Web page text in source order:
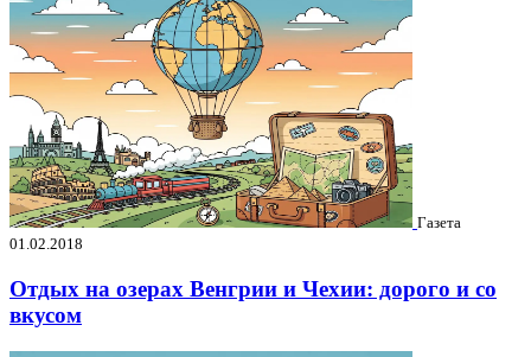
Газета
01.02.2018
Отдых на озерах Венгрии и Чехии: дорого и со
вкусом